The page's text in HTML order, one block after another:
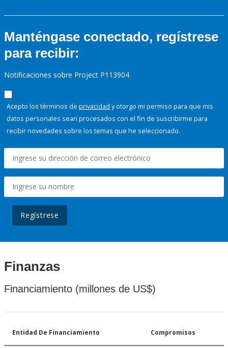
Manténgase conectado, regístrese
para recibir:
Notificaciones sobre Project P113904
Acepto los términos de privacidad y otorgo mi permiso para que mis
datos personales sean procesados con el fin de suscribirme para
recibir novedades sobre los temas que he seleccionado.
Regístrese
Finanzas
Financiamiento (millones de US$)
Entidad De Financiamiento Compromisos